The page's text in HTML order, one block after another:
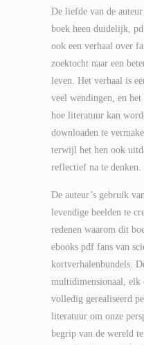
De liefde van de
boek heen duidelijk,
ook een verhaal over
zoektocht naar een
leven. Het verhaal is
veel wendingen, en
hoe literatuur kan
downloaden te
terwijl het hen ook
reflectief na te denken.
De auteur’s gebruik
levendige beelden te
redenen waarom dit
ebooks pdf fans van
kortverhalenbundels.
multidimensionaal, elk
volledig gerealiseerd
literatuur om onze
begrip van de wereld